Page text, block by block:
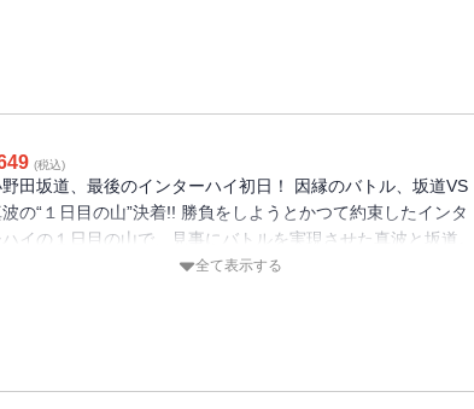
(税込)
田坂道、最後のインターハイ初日！ 因縁のバトル、坂道VS
の“１日目の山”決着!! 勝負をしようとかつて約束したインタ
ハイの１日目の山で、見事にバトルを実現させた真波と坂道。
堂などかつての先輩も見守る中、２人は互いを超えるため“限
全て表示する